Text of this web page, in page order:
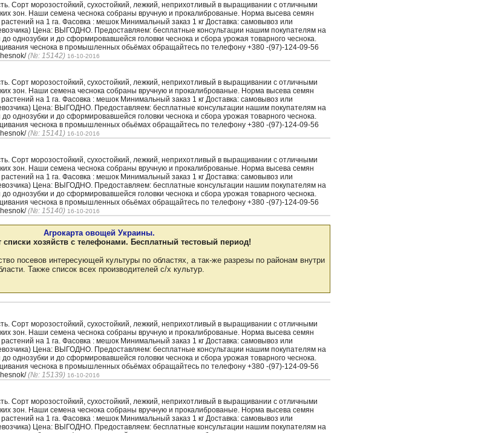
Сорт морозостойкий, сухостойкий, лежкий, неприхотливый в выращивании с отличными
зон. Наши семена чеснока собраны вручную и прокалиброваные. Норма высева семян
на 1 га. Фасовка : мешок Минимальный заказ 1 кг Доставка: самовывоз или
Цена: ВЫГОДНО. Предоставляем: бесплатные консультации нашим покупателям на
однозубки и до сформировавшейся головки чеснока и сбора урожая товарного чеснока.
чеснока в промышленных обьёмах обращайтесь по телефону +380 -(97)-124-09-56
(№: 15142) 16-10-2016
Сорт морозостойкий, сухостойкий, лежкий, неприхотливый в выращивании с отличными
зон. Наши семена чеснока собраны вручную и прокалиброваные. Норма высева семян
на 1 га. Фасовка : мешок Минимальный заказ 1 кг Доставка: самовывоз или
Цена: ВЫГОДНО. Предоставляем: бесплатные консультации нашим покупателям на
однозубки и до сформировавшейся головки чеснока и сбора урожая товарного чеснока.
чеснока в промышленных обьёмах обращайтесь по телефону +380 -(97)-124-09-56
(№: 15141) 16-10-2016
Сорт морозостойкий, сухостойкий, лежкий, неприхотливый в выращивании с отличными
зон. Наши семена чеснока собраны вручную и прокалиброваные. Норма высева семян
на 1 га. Фасовка : мешок Минимальный заказ 1 кг Доставка: самовывоз или
Цена: ВЫГОДНО. Предоставляем: бесплатные консультации нашим покупателям на
однозубки и до сформировавшейся головки чеснока и сбора урожая товарного чеснока.
чеснока в промышленных обьёмах обращайтесь по телефону +380 -(97)-124-09-56
(№: 15140) 16-10-2016
Агрокарта овощей Украины.
списки хозяйств с телефонами. Бесплатный тестовый период!
посевов интересующей культуры по областях, а так-же разрезы по районам внутри
Также список всех производителей с/х культур.
Сорт морозостойкий, сухостойкий, лежкий, неприхотливый в выращивании с отличными
зон. Наши семена чеснока собраны вручную и прокалиброваные. Норма высева семян
на 1 га. Фасовка : мешок Минимальный заказ 1 кг Доставка: самовывоз или
Цена: ВЫГОДНО. Предоставляем: бесплатные консультации нашим покупателям на
однозубки и до сформировавшейся головки чеснока и сбора урожая товарного чеснока.
чеснока в промышленных обьёмах обращайтесь по телефону +380 -(97)-124-09-56
(№: 15139) 16-10-2016
Сорт морозостойкий, сухостойкий, лежкий, неприхотливый в выращивании с отличными
зон. Наши семена чеснока собраны вручную и прокалиброваные. Норма высева семян
на 1 га. Фасовка : мешок Минимальный заказ 1 кг Доставка: самовывоз или
Цена: ВЫГОДНО. Предоставляем: бесплатные консультации нашим покупателям на